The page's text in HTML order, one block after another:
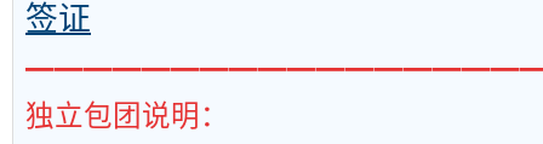
签证
独立包团说明：